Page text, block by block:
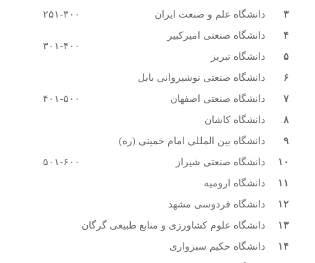
۳
دانشگاه علم و صنعت ایران
۲۵۱-۳۰۰
۴
دانشگاه صنعتی امیرکبیر
۳۰۱-۴۰۰
۵
دانشگاه تبریز
۶
دانشگاه صنعتی نوشیروانی بابل
۴۰۱-۵۰۰
۷
دانشگاه صنعتی اصفهان
۸
دانشگاه کاشان
۹
دانشگاه بین المللی امام خمینی (ره)
۵۰۱-۶۰۰
۱۰
دانشگاه صنعتی شیراز
۱۱
دانشگاه ارومیه
۱۲
دانشگاه فردوسی مشهد
۱۳
دانشگاه علوم کشاورزی و منابع طبیعی گرگان
۱۴
دانشگاه حکیم سبزواری